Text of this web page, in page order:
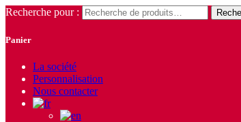
Recherche pour :
Panier
La société
Personnalisation
Nous contacter